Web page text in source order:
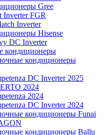
Gree
Inverter FGR
Inverter
Hisense
DC Inverter
кондиционеры
кондиционеры
DC Inverter 2025
2024
2024
DC Inverter 2024
кондиционеры Funai
кондиционеры Ballu